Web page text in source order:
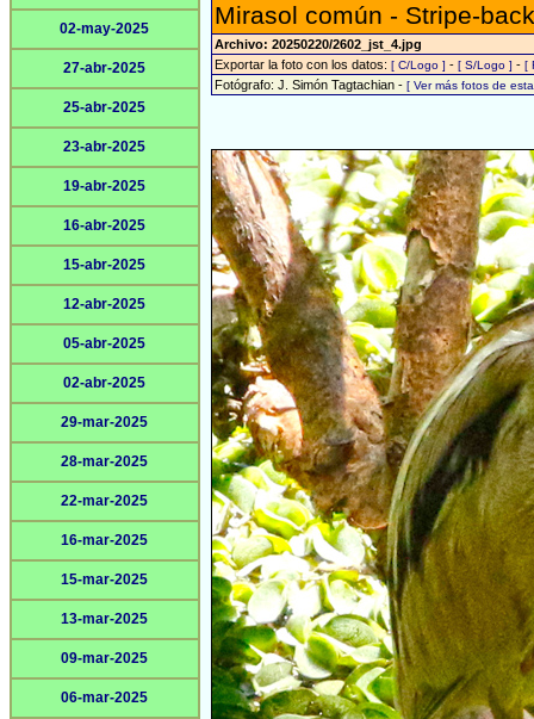
02-may-2025
27-abr-2025
25-abr-2025
23-abr-2025
19-abr-2025
16-abr-2025
15-abr-2025
12-abr-2025
05-abr-2025
02-abr-2025
29-mar-2025
28-mar-2025
22-mar-2025
16-mar-2025
15-mar-2025
13-mar-2025
09-mar-2025
06-mar-2025
Mirasol común - Stripe-
Archivo: 20250220/2602_jst_4.jpg
Exportar la foto con los datos: [ C/Logo ] - [ S/Logo ] - [
Fotógrafo: J. Simón Tagtachian - [ Ver más fotos de